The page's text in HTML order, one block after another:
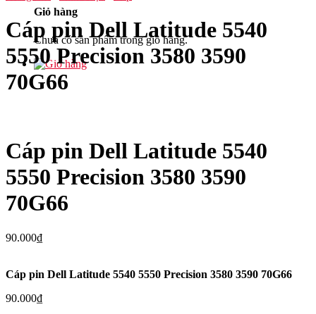
Giỏ hàng
Chưa có sản phẩm trong giỏ hàng.
Cáp pin Dell Latitude 5540
5550 Precision 3580 3590
70G66
Cáp pin Dell Latitude 5540
5550 Precision 3580 3590
70G66
90.000₫
Cáp pin Dell Latitude 5540 5550 Precision 3580 3590 70G66
90.000₫